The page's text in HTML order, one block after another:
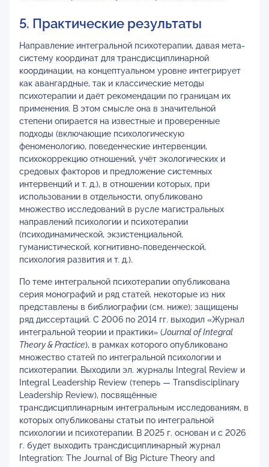
5. Практические результаты
Направление интегральной психотерапии, давая мета-
систему координат для трансдисциплинарной
координации, на концептуальном уровне интегрирует
как авангардные, так и классические методы
психотерапии и даёт рекомендации по границам их
применения. В этом смысле она в значительной
степени опирается на известные и проверенные
подходы (включающие психологическую
феноменологию, поведенческие интервенции,
психокоррекцию отношений, учёт экологических и
средовых факторов и предложение системных
интервенций и т. д.), в отношении которых, при
использовании в отдельности, опубликовано
множество исследований в русле магистральных
направлений психологии и психотерапии
(психодинамической, экзистенциальной,
гуманистической, когнитивно-поведенческой,
психология развития и т. д.).
По теме интегральной психотерапии опубликована
серия монографий и ряд статей, некоторые из них
представлены в библиографии (см. ниже); защищены
ряд диссертаций. С 2006 по 2014 гг. выходил «Журнал
интегральной теории и практики» (JournalofIntegral
Theory&Practice), в рамках которого опубликовано
множество статей по интегральной психологии и
психотерапии. Выходили эл. журналы Integral Review и
Integral Leadership Review (теперь — Transdisciplinary
Leadership Review), посвящённые
трансдисциплинарным интегральным исследованиям, в
которых опубликованы статьи по интегральной
психологии и психотерапии. В 2025 г. основан и с 2026
г. будет выходить трансдисциплинарный журнал
Integration: The Journal of Big Picture Theory and